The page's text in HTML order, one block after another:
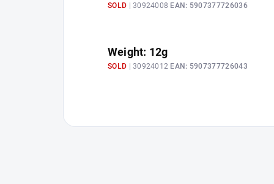
SOLD | 30924008 EAN: 5907377726036
Weight: 12g
SOLD | 30924012 EAN: 5907377726043